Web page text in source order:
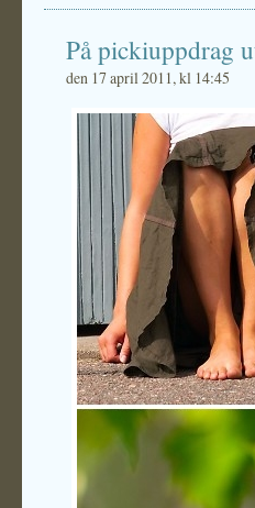
På pickiuppdrag
den 17 april 2011, kl 14:45